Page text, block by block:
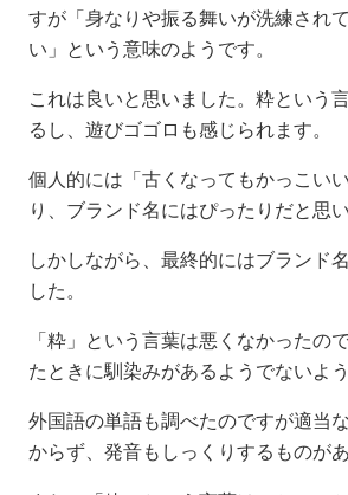
すが「身なりや振る舞いが洗練され
い」という意味のようです。
これは良いと思いました。粋という
るし、遊びゴゴロも感じられます。
個人的には「古くなってもかっこい
り、ブランド名にはぴったりだと思い
しかしながら、最終的にはブランド
した。
「粋」という言葉は悪くなかったの
たときに馴染みがあるようでないよ
外国語の単語も調べたのですが適当
からず、発音もしっくりするものが